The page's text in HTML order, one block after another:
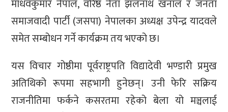
माधवकुमार नेपाल, वरिष्ठ नेता झलनाथ खनाल र जनता
समाजवादी पार्टी (जसपा) नेपालका अध्यक्ष उपेन्द्र यादवले
समेत सम्बोधन गर्ने कार्यक्रम तय भएको छ।
यस विचार गोष्ठीमा पूर्वराष्ट्रपति विद्यादेवी भण्डारी प्रमुख
अतिथिको रूपमा सहभागी हुनेछन्। उनी फेरि सक्रिय
राजनीतिमा फर्कने कसरतमा रहेको बेला यो मञ्चलाई